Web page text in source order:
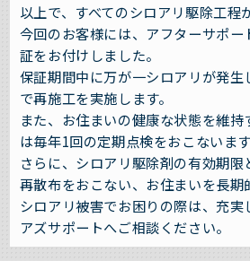
以上で、すべてのシロアリ駆除工程
今回のお客様には、アフターサポ
証をお付けしました。
保証期間中に万が一シロアリが発生
で再施工を実施します。
また、お住まいの健康な状態を維
は毎年1回の定期点検をおこないます
さらに、シロアリ駆除剤の有効期
再散布をおこない、お住まいを長期
シロアリ被害でお困りの際は、充実
アズサポートへご相談ください。